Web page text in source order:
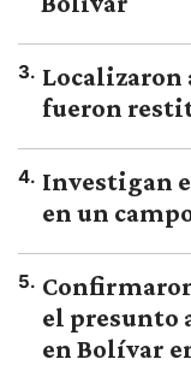
3. Localizaron
fueron
4. Investigan
en un
5.
el presunto
en Bolívar